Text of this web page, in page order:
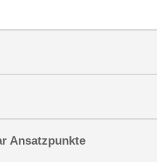
Ansatzpunkte